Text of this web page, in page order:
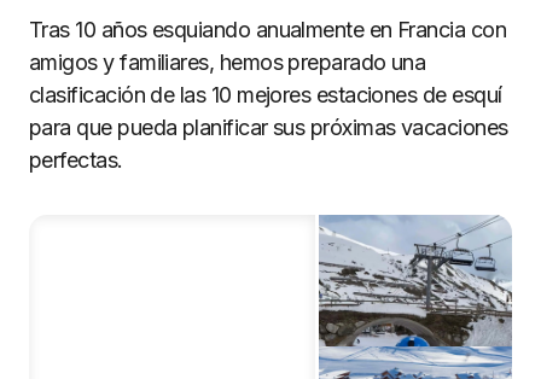
Tras 10 años esquiando anualmente en Francia con
amigos y familiares, hemos preparado una
clasificación de las 10 mejores estaciones de esquí
para que pueda planificar sus próximas vacaciones
perfectas.